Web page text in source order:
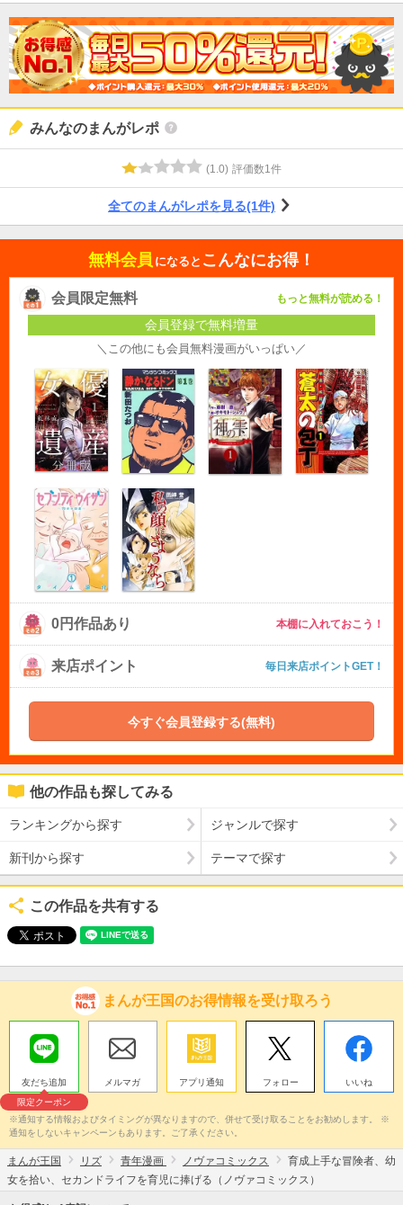
みんなのまんがレポ
(1.0) 評価数1件
全てのまんがレポを見る(1件)
無料会員 になると こんなにお得！
会員限定無料 もっと無料が読める！
会員登録で無料増量
＼この他にも会員無料漫画がいっぱい／
0円作品あり 本棚に入れておこう！
来店ポイント 毎日来店ポイントGET！
今すぐ会員登録する(無料)
他の作品も探してみる
ランキングから探す ジャンルで探す
新刊から探す テーマで探す
この作品を共有する
まんが王国のお得情報を受け取ろう
友だち追加
限定クーポン
メルマガ アプリ通知 フォロー いいね
※通知する情報およびタイミングが異なりますので、併せて受け取ることをお勧めします。 ※
通知をしないキャンペーンもあります。ご了承ください。
まんが王国 リズ 青年漫画 ノヴァコミックス
育成上手な冒険者、幼
女を拾い、セカンドライフを育児に捧げる（ノヴァコミックス）